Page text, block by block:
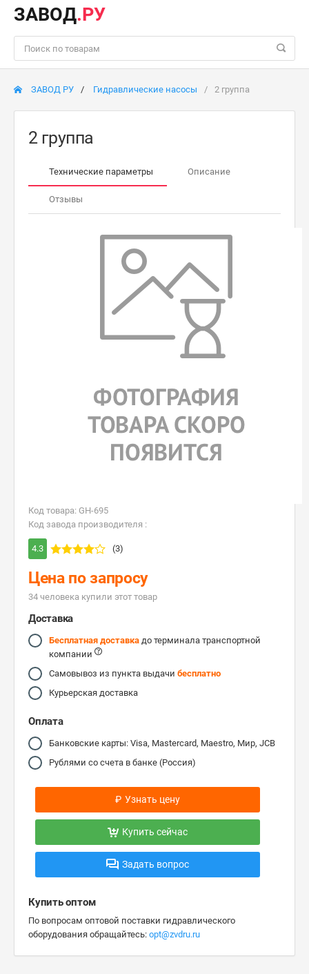
ЗАВОД.РУ
ЗАВОД РУ Гидравлические насосы 2 группа
2 группа
Технические параметры Описание
Отзывы
Код товара: GH-695
Код завода производителя :
4.3 (3)
Цена по запросу
34 человекa купили этот товар
Доставка
Бесплатная доставка до терминала транспортной
компании
Самовывоз из пункта выдачи бесплатно
Курьерская доставка
Оплата
Банковские карты: Visa, Mastercard, Maestro, Мир, JCB
Рублями со счета в банке (Россия)
₽ Узнать цену
Купить сейчас
Задать вопрос
Купить оптом
По вопросам оптовой поставки гидравлического
оборудования обращайтесь: opt@zvdru.ru